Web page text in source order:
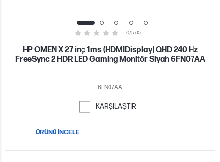
0/5 (0)
HP OMEN X 27 inç 1ms (HDMIDisplay) QHD 240 Hz
FreeSync 2 HDR LED Gaming Monitör Siyah 6FN07AA
6FN07AA
KARŞILAŞTIR
ÜRÜNÜ İNCELE